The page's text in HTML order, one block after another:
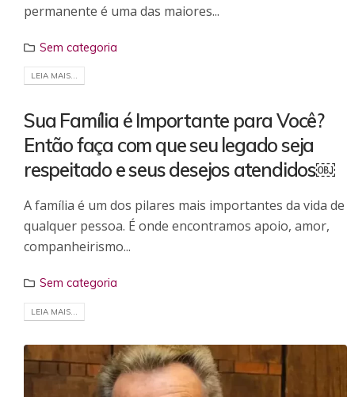
permanente é uma das maiores...
Sem categoria
LEIA MAIS...
Sua Família é Importante para Você?
Então faça com que seu legado seja
respeitado e seus desejos atendidos￼
A família é um dos pilares mais importantes da vida de
qualquer pessoa. É onde encontramos apoio, amor,
companheirismo...
Sem categoria
LEIA MAIS...